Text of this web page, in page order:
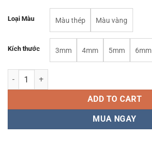
Loại Màu Màu thép Màu vàng
Kích thước 3mm 4mm 5mm 6mm
Bông tai BT05 - Titan không gỉ quantity
ADD TO CART
MUA NGAY